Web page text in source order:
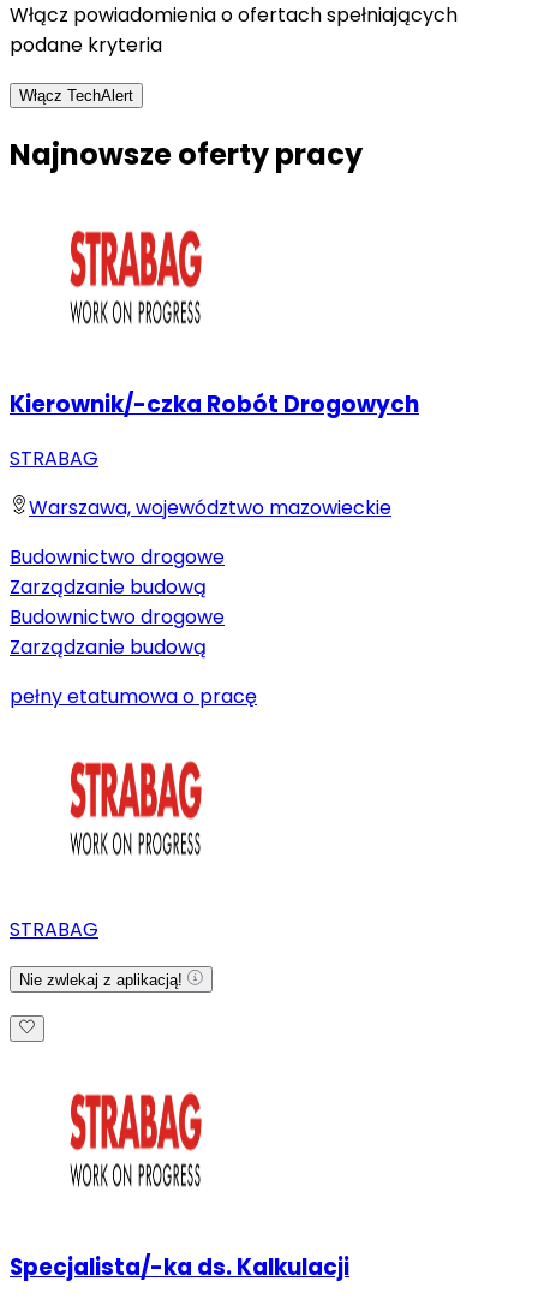
Włącz powiadomienia o ofertach spełniających
podane kryteria
Włącz TechAlert
Najnowsze oferty pracy
Kierownik/-czka Robót Drogowych
STRABAG
Warszawa, województwo mazowieckie
Budownictwo drogowe
Zarządzanie budową
Budownictwo drogowe
Zarządzanie budową
pełny etatumowa o pracę
STRABAG
Nie zwlekaj z aplikacją!
Specjalista/-ka ds. Kalkulacji